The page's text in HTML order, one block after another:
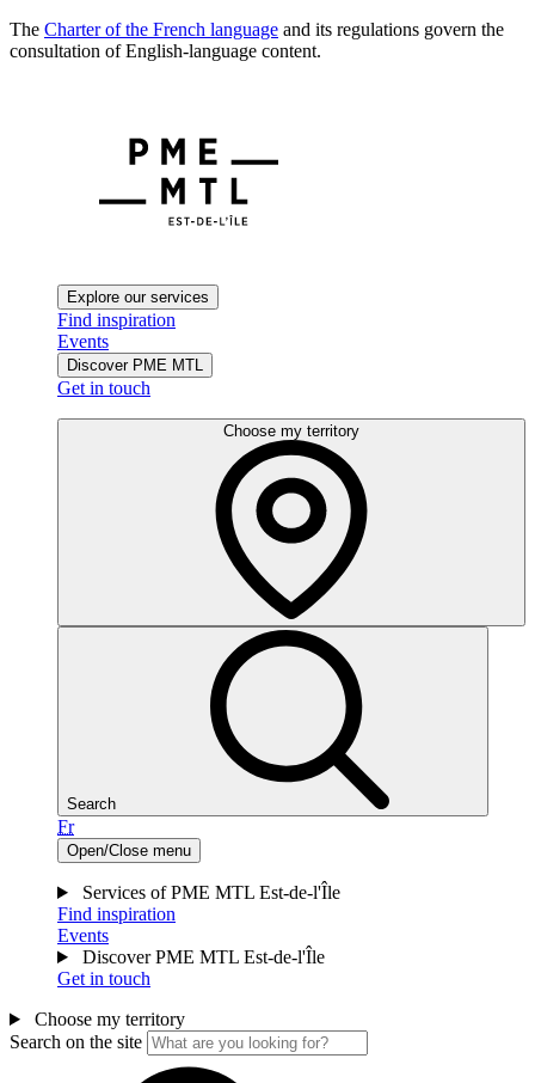
The Charter of the French language and its regulations govern the
consultation of English-language content.
Explore our services
Find inspiration
Events
Discover PME MTL
Get in touch
Choose my territory
Search
Fr
Open/Close menu
Services of PME MTL Est-de-l'Île
Find inspiration
Events
Discover PME MTL Est-de-l'Île
Get in touch
Choose my territory
Search on the site